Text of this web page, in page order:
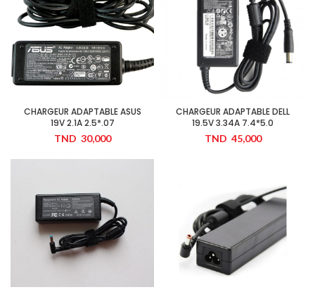
CHARGEUR ADAPTABLE ASUS
19V 2.1A 2.5*.07
TND 30,000
CHARGEUR ADAPTABLE DELL
19.5V 3.34A 7.4*5.0
TND 45,000